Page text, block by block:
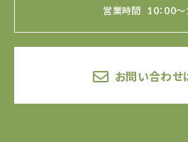
営業時間 10：00～
お問い合わせ